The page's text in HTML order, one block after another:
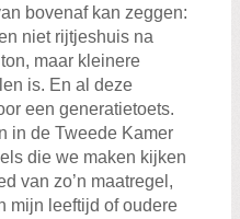
bovenaf kan zeggen:
niet rijtjeshuis na
maar kleinere
is. En al deze
een generatietoets.
in de Tweede Kamer
die we maken kijken
van zo’n maatregel,
mijn leeftijd of oudere